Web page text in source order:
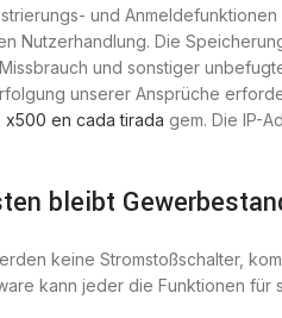
und
Nutzerhandlung. Die
und sonstiger
unserer Ansprüche
x500 en cada tirada gem. Die IP-
bleibt
keine Stromstoßschalter,
kann jeder die Funktionen für